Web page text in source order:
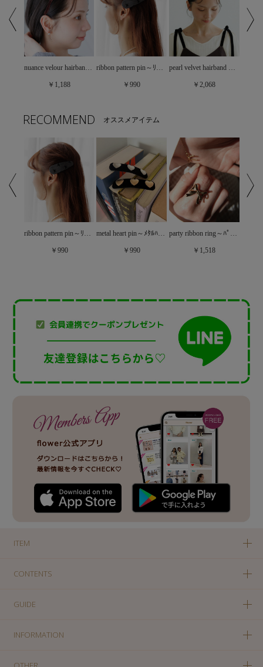
nuance velour hairband～ﾆｭｱﾝｽﾍﾞﾛｱｶﾁｭｰｼｬ
￥1,188
ribbon pattern pin～ﾘﾎﾞﾝﾊﾟﾀｰﾝﾋﾟﾝ
￥990
pearl velvet hairband ～ﾊﾟｰﾙﾍﾞﾙﾍﾞｯﾄｶﾁｭｰｼｬ
￥2,068
RECOMMEND オススメアイテム
ribbon pattern pin～ﾘﾎﾞﾝﾊﾟﾀｰﾝﾋﾟﾝ
￥990
metal heart pin～ﾒﾀﾙﾊｰﾄﾋﾟﾝ
￥990
party ribbon ring～ﾊﾟｰﾃｨﾘﾎﾞﾝﾘﾝｸﾞ
￥1,518
ITEM
CONTENTS
GUIDE
INFORMATION